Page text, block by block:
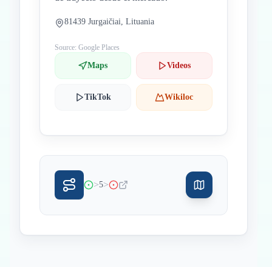
81439 Jurgaičiai, Lituania
Source: Google Places
Maps Videos
TikTok Wikiloc
>5>